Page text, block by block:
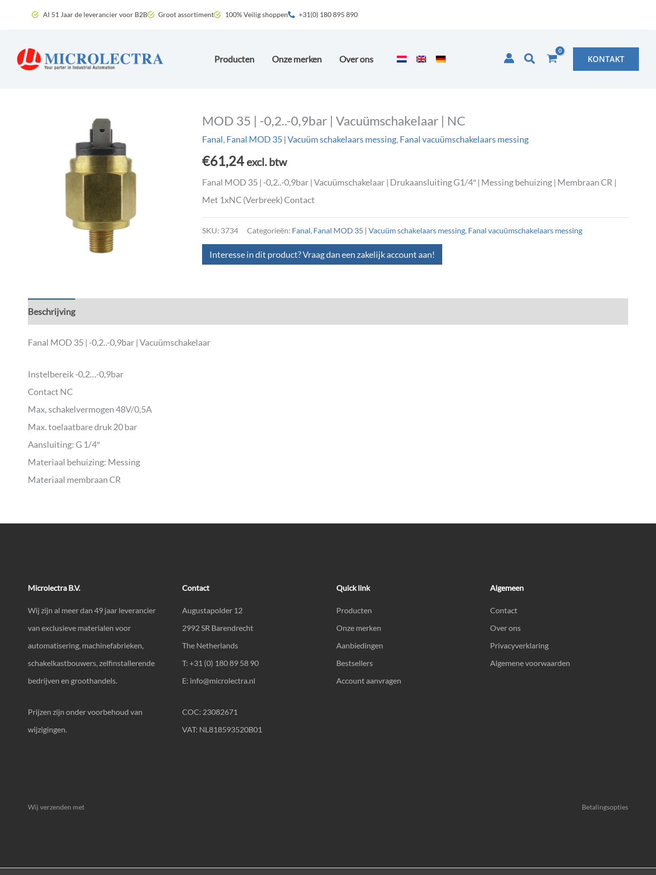
inhoud
Al 51 Jaar de leverancier voor B2B Groot assortiment 100% Veilig shoppen +31(0) 180 895 890
Producten Onze merken Over ons Zoeken KONTAKT
MOD 35 | -0,2..-0,9bar | Vacuümschakelaar | NC
Fanal, Fanal MOD 35 | Vacuüm schakelaars messing, Fanal vacuümschakelaars messing
€61,24 excl. btw
Fanal MOD 35 | -0,2..-0,9bar | Vacuümschakelaar | Drukaansluiting G1/4″ | Messing behuizing | Membraan CR |
Met 1xNC (Verbreek) Contact
SKU: 3734 Categorieën: Fanal, Fanal MOD 35 | Vacuüm schakelaars messing, Fanal vacuümschakelaars messing
Interesse in dit product? Vraag dan een zakelijk account aan!
Beschrijving
Fanal MOD 35 | -0,2..-0,9bar | Vacuümschakelaar
Instelbereik -0,2…-0,9bar
Contact NC
Max, schakelvermogen 48V/0,5A
Max. toelaatbare druk 20 bar
Aansluiting: G 1/4″
Materiaal behuizing: Messing
Materiaal membraan CR
Microlectra B.V.
Wij zijn al meer dan 49 jaar leverancier
van exclusieve materialen voor
automatisering, machinefabrieken,
schakelkastbouwers, zelfinstallerende
bedrijven en groothandels.
Prijzen zijn onder voorbehoud van
wijzigingen.
Contact
Augustapolder 12
2992 SR Barendrecht
The Netherlands
T: +31 (0) 180 89 58 90
E: info@microlectra.nl
COC: 23082671
VAT: NL818593520B01
Quick link
Producten
Onze merken
Aanbiedingen
Bestsellers
Account aanvragen
Algemeen
Contact
Over ons
Privacyverklaring
Algemene voorwaarden
Wij verzenden met Betalingsopties